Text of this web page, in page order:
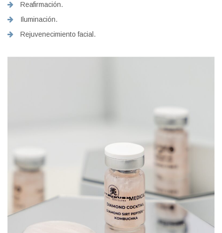
Reafirmación.
Iluminación.
Rejuvenecimiento facial.